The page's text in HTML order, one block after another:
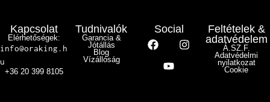
Kapcsolat
Elérhetőségek:
info@oraking.h
u
+36 20 399 8105
Tudnivalók
Garancia &
Jótállás
Blog
Vízállóság
Social
Feltételek &
adatvédelem
Á.SZ.F.
Adatvédelmi
nyilatkozat
Cookie